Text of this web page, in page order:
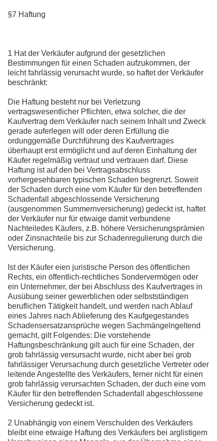
§7 Haftung
1 Hat der Verkäufer aufgrund der gesetzlichen
Bestimmungen für einen Schaden aufzukommen, der
leicht fahrlässig verursacht wurde, so haftet der Verkäufer
beschränkt:
Die Haftung besteht nur bei Verletzung
vertragswesentlicher Pflichten, etwa solcher, die der
Kaufvertrag dem Verkäufer nach seinem Inhalt und Zweck
gerade auferlegen will oder deren Erfüllung die
ordunggemäße Durchführung des Kaufvertrages
überhaupt erst ermöglicht und auf deren Einhaltung der
Käufer regelmäßig vertraut und vertrauen darf. Diese
Haftung ist auf den bei Vertragsabschluss
vorhergesehbaren typischen Schaden begrenzt. Soweit
der Schaden durch eine vom Käufer für den betreffenden
Schadenfall abgeschlossende Versicherung
(ausgenommen Summernversicherung) gedeckt ist, haftet
der Verkäufer nur für etwaige damit verbundene
Nachteiledes Käufers, z.B. höhere Versicherungsprämien
oder Zinsnachteile bis zur Schadenregulierung durch die
Versicherung.
Ist der Käufer eien juristische Person des öffentlichen
Rechts, ein öffentlich-rechtliches Sondervermögen oder
ein Unternehmer, der bei Abschluss des Kaufvertrages in
Ausübung seiner gewerblichen oder selbstständigen
beruflichen Tätigkeit handelt, und werden nach Ablauf
eines Jahres nach Ablieferung des Kaufgegestandes
Schadensersatzansprüche wegen Sachmängelngeltend
gemacht, gilt Folgendes: Die vorstehende
Haftungsbeschränkung gilt auch für eine Schaden, der
grob fahrlässig versursacht wurde, nicht aber bei grob
fahrlässiger Verursachung durch gesetzliche Vertreter oder
leitende Angestellte des Verkäufers, ferner nicht für einen
grob fahrlässig verursachten Schaden, der duch eine vom
Käufer für den betreffenden Schadenfall abgeschlossene
Versicherung gedeckt ist.
2 Unabhängig von einem Verschulden des Verkäufers
bleibt eine etwaige Haftung des Verkäufers bei arglistigem